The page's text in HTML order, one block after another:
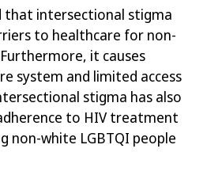
that intersectional stigma
to healthcare for non-
Furthermore, it causes
system and limited access
stigma has also
to HIV treatment
non-white LGBTQI people